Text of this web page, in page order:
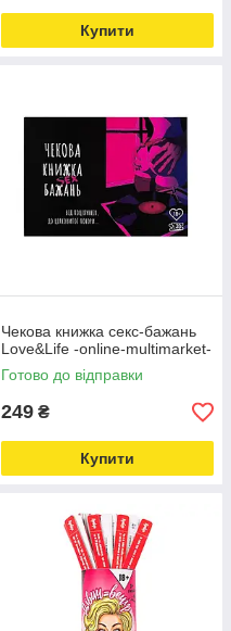
Купити
Чекова книжка секс-бажань
Love&Life -online-multimarket-
Готово до відправки
249 ₴
Купити